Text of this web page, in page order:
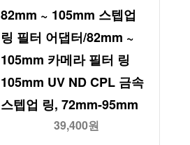
82mm ~ 105mm 스텝업
링 필터 어댑터/82mm ~
105mm 카메라 필터 링
105mm UV ND CPL 금속
스텝업 링, 72mm-95mm
39,400원